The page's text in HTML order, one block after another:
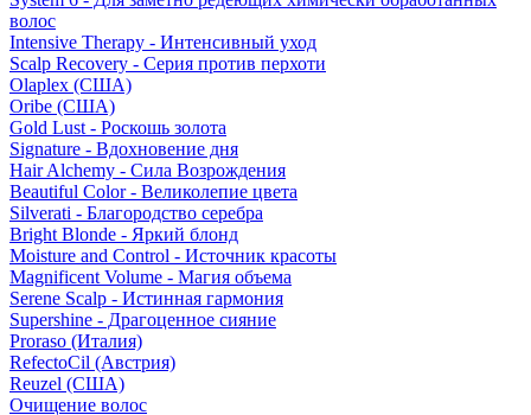
волос
Intensive Therapy - Интенсивный уход
Scalp Recovery - Серия против перхоти
Olaplex (США)
Oribe (США)
Gold Lust - Роскошь золота
Signature - Вдохновение дня
Hair Alchemy - Сила Возрождения
Beautiful Color - Великолепие цвета
Silverati - Благородство серебра
Bright Blonde - Яркий блонд
Moisture and Control - Источник красоты
Magnificent Volume - Магия объема
Serene Scalp - Истинная гармония
Supershine - Драгоценное сияние
Proraso (Италия)
RefectoCil (Австрия)
Reuzel (США)
Очищение волос